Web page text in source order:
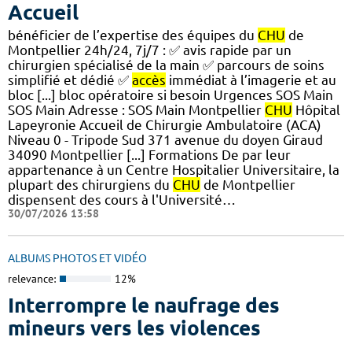
Accueil
bénéficier de l’expertise des équipes du CHU de
Montpellier 24h/24, 7j/7 : ✅ avis rapide par un
chirurgien spécialisé de la main ✅ parcours de soins
simplifié et dédié ✅ accès immédiat à l’imagerie et au
bloc [...] bloc opératoire si besoin Urgences SOS Main
SOS Main Adresse : SOS Main Montpellier CHU Hôpital
Lapeyronie Accueil de Chirurgie Ambulatoire (ACA)
Niveau 0 - Tripode Sud 371 avenue du doyen Giraud
34090 Montpellier [...] Formations De par leur
appartenance à un Centre Hospitalier Universitaire, la
plupart des chirurgiens du CHU de Montpellier
dispensent des cours à l'Université…
30/07/2026 13:58
ALBUMS PHOTOS ET VIDÉO
relevance: 12%
Interrompre le naufrage des
mineurs vers les violences